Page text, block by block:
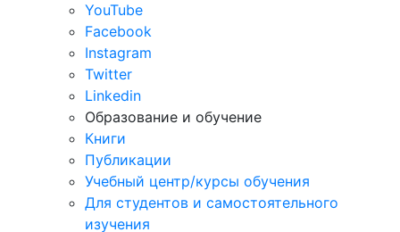
YouTube
Facebook
Instagram
Twitter
Linkedin
Образование и обучение
Книги
Публикации
Учебный центр/курсы обучения
Для студентов и самостоятельного
изучения